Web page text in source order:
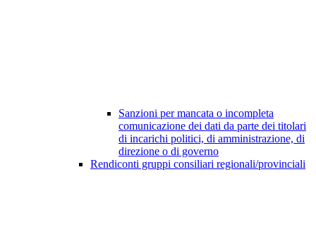
Sanzioni per mancata o incompleta
comunicazione dei dati da parte dei titolari
di incarichi politici, di amministrazione, di
direzione o di governo
Rendiconti gruppi consiliari regionali/provinciali